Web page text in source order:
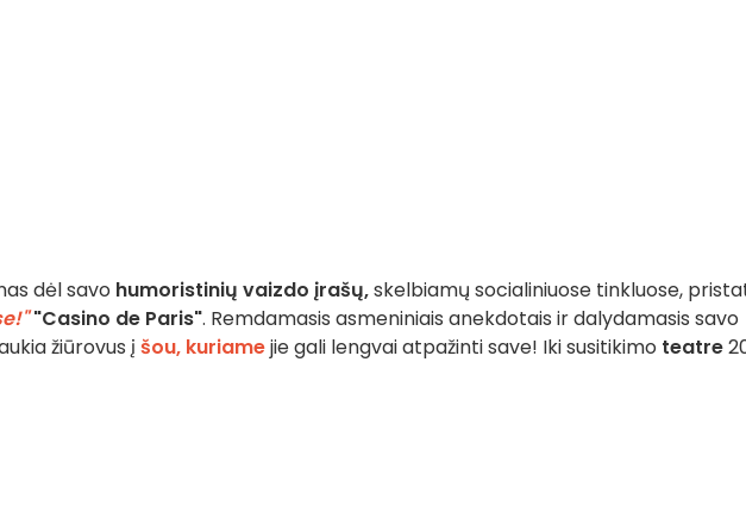
dėl savo humoristinių vaizdo įrašų,skelbiamų socialiniuose tinkluose,
"Casino de Paris". Remdamasis asmeniniais anekdotais ir dalydamasis savo
žiūrovus į šou, kuriamejie gali lengvai atpažinti save! Iki susitikimo teatre